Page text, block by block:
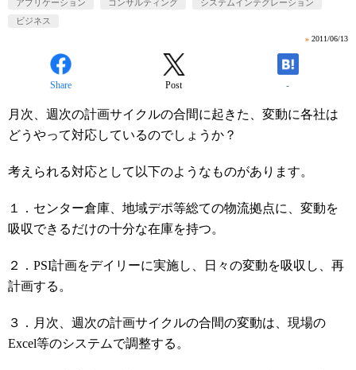
アプリケーション コンサルティング
システムインテグレーション
ビジネス
» 2011/06/13
Share Post -
月次、週次の計画サイクルの合間に起きた、変動に各社は
どうやって対応しているのでしょうか？
考えられる対応として以下のようなものがあります。
１．センター倉庫、地域デポ等総ての物流拠点に、変動を
吸収できるだけの十分な在庫を持つ。
２．PSI計画をデイリーに実施し、日々の変動を吸収し、再
計画する。
３．月次、週次の計画サイクルの合間の変動は、現場の
Excel等のシステムで調整する。